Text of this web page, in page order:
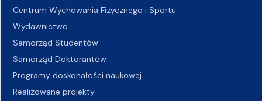
Centrum Wychowania Fizycznego i Sportu
Wydawnictwo
Samorząd Studentów
Samorząd Doktorantów
Programy doskonałości naukowej
Realizowane projekty